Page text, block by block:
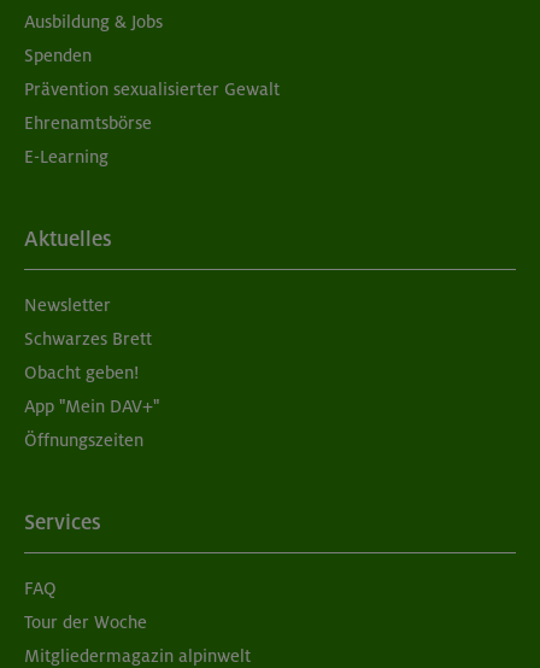
Ausbildung & Jobs
Spenden
Prävention sexualisierter Gewalt
Ehrenamtsbörse
E-Learning
Aktuelles
Newsletter
Schwarzes Brett
Obacht geben!
App "Mein DAV+"
Öffnungszeiten
Services
FAQ
Tour der Woche
Mitgliedermagazin alpinwelt